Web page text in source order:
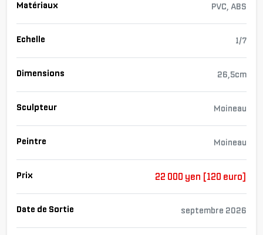
Matériaux PVC, ABS
Echelle 1/7
Dimensions 26,5cm
Sculpteur Moineau
Peintre Moineau
Prix 22 000 yen [120 euro]
Date de Sortie septembre 2026